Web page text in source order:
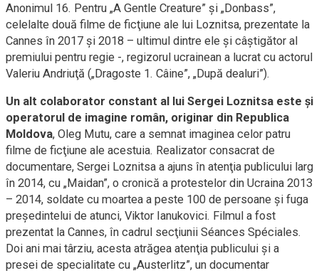
Anonimul 16. Pentru „A Gentle Creature” şi „Donbass”,
celelalte două filme de ficţiune ale lui Loznitsa, prezentate la
Cannes în 2017 şi 2018 – ultimul dintre ele şi câştigător al
premiului pentru regie -, regizorul ucrainean a lucrat cu actorul
Valeriu Andriuţă („Dragoste 1. Câine”, „După dealuri”).
Un alt colaborator constant al lui Sergei Loznitsa este şi
operatorul de imagine român, originar din Republica
Moldova, Oleg Mutu, care a semnat imaginea celor patru
filme de ficţiune ale acestuia. Realizator consacrat de
documentare, Sergei Loznitsa a ajuns în atenţia publicului larg
în 2014, cu „Maidan”, o cronică a protestelor din Ucraina 2013
– 2014, soldate cu moartea a peste 100 de persoane şi fuga
preşedintelui de atunci, Viktor Ianukovici. Filmul a fost
prezentat la Cannes, în cadrul secţiunii Séances Spéciales.
Doi ani mai târziu, acesta atrăgea atenţia publicului şi a
presei de specialitate cu „Austerlitz”, un documentar